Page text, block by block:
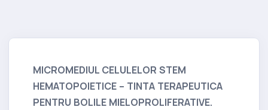
MICROMEDIUL CELULELOR STEM
HEMATOPOIETICE – TINTA TERAPEUTICA
PENTRU BOLILE MIELOPROLIFERATIVE.